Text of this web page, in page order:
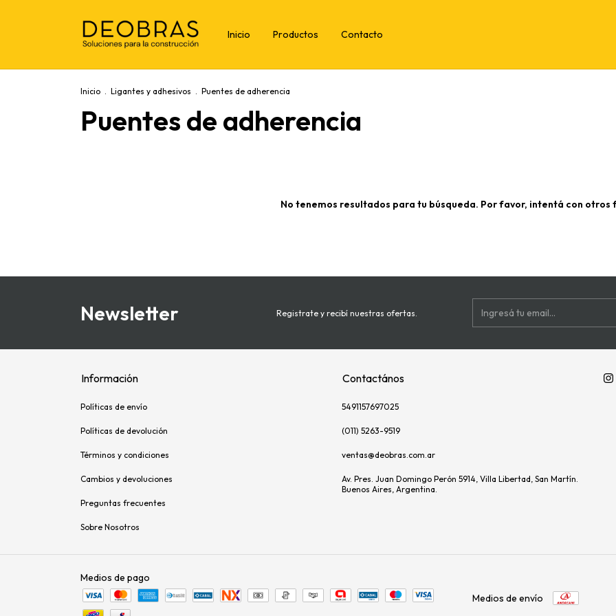
Inicio Productos Contacto
Inicio . Ligantes y adhesivos . Puentes de adherencia
Puentes de adherencia
No tenemos resultados para tu búsqueda. Por favor, intentá con otros
Newsletter Registrate y recibí nuestras ofertas.
Información
Políticas de envío
Políticas de devolución
Términos y condiciones
Cambios y devoluciones
Preguntas frecuentes
Sobre Nosotros
Contactános
5491157697025
(011) 5263-9519
ventas@deobras.com.ar
Av. Pres. Juan Domingo Perón 5914, Villa Libertad, San Martín.
Buenos Aires, Argentina.
Medios de pago
Medios de envío